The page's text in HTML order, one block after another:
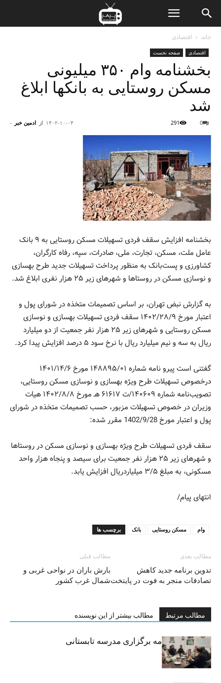
خانه اقتصادی
اقتصادی صفحه نخست
بخشنامه وام ۳۵۰ میلیونی
مسکن روستایی به بانکها ابلاغ
شد
از ادمین خبر - ۱۴۰۲-۱۰-۰۴ 0
291
بخشنامه افزایش سقف فردی تسهیلات مسکن روستایی به ۹ بانک
عامل ملت، مسکن، تجارت، ملی، صادرات، سپه، رفاه کارگران،
کشاورزی و پست‌بانک به منظور پرداخت تسهیلات جدید طرح بهسازی
و نوسازی مسکن در روستاها و شهرهای زیر ۲۵ هزار نفری ابلاغ شد.
به گزارش نبض تهران، بر اساس تصمیمات متخذه در شورای پول و
اعتبار مورخ ۲۸/۹‏/۱۴۰۲ سقف فردی تسهیلات بهسازی و نوسازی
مسکن روستایی و شهرهای زیر ۲۵ هزار نفر جمعیت از دو میلیارد
ریال به سه و نیم میلیارد ریال با نرخ سود ۵ درصد افزایش پیدا کرد.
گفتنی است پیرو نامه شماره ۱۴۸۸۹۵/۰۱ مورخ ۱۴/۶‏‏‏‏/۱۴۰۱
درخصوص تسهیلات طرح ویژه بهسازی و نوسازی مسکن روستایی،
تصویب‌نامه شماره ۱۴۰۶۰۹/ت ۶۱۶۱۷ هـ مورخ ۸/۸‏‏/۱۴۰۲ هیات
وزیران در خصوص تسهیلات مزبور، حسب تصمیمات متخذه در شورای
پول و اعتبار مورخ 28‏/9‏/1402 مقرر شده:
سقف فردی تسهیلات طرح ویژه بهسازی و نوسازی مسکن در روستاها
و شهرهای زیر ۲۵ هزار نفر جمعیت برای سیصد و پنجاه هزار واحد
مسکونی، به مبلغ ۳/۵ میلیاردریال افزایش یابد.
انتهای پیام/
برچسب ها بانک مسکن روستایی وام
مطالب قبلی
بارش باران در نواحی غربی و
شمال غرب کشور
مطالب بعدی
تدوین برنامه جدید کاهش
تصادفات منجر به فوت در پایتخت
مطالب مرتبط مطالب بیشتر از این نویسنده
امضای تفاهم‌نامه برگزاری مدرسه تابستانی
مهارتی